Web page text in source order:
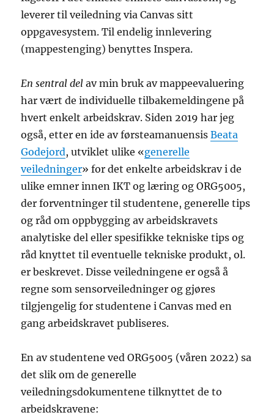
leverer til veiledning via Canvas sitt
oppgavesystem. Til endelig innlevering
(mappestenging) benyttes Inspera.
En sentral del av min bruk av mappeevaluering
har vært de individuelle tilbakemeldingene på
hvert enkelt arbeidskrav. Siden 2019 har jeg
også, etter en ide av førsteamanuensisBeata
Godejord, utviklet ulike «generelle
veiledninger» for det enkelte arbeidskrav i de
ulike emner innen IKT og læring og ORG5005,
der forventninger til studentene, generelle tips
og råd om oppbygging av arbeidskravets
analytiske del eller spesifikke tekniske tips og
råd knyttet til eventuelle tekniske produkt, ol.
er beskrevet. Disse veiledningene er også å
regne som sensorveiledninger og gjøres
tilgjengelig for studentene i Canvas med en
gang arbeidskravet publiseres.
En av studentene ved ORG5005 (våren 2022) sa
det slik om de generelle
veiledningsdokumentene tilknyttet de to
arbeidskravene: